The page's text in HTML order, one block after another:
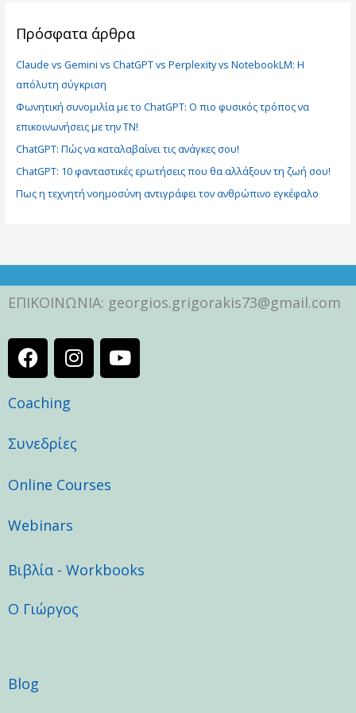
ή
η
σ
η
γ
ι
α
:
Πρόσφατα άρθρα
Claude vs Gemini vs ChatGPT vs Perplexity vs NotebookLM: Η
απόλυτη σύγκριση
Φωνητική συνομιλία με το ChatGPT: Ο πιο φυσικός τρόπος να
επικοινωνήσεις με την ΤΝ!
ChatGPT: Πώς να καταλαβαίνει τις ανάγκες σου!
ChatGPT: 10 φανταστικές ερωτήσεις που θα αλλάξουν τη ζωή σου!
Πως η τεχνητή νοημοσύνη αντιγράφει τον ανθρώπινο εγκέφαλο
ΕΠΙΚΟΙΝΩΝΙΑ: georgios.grigorakis73@gmail.com
F
a
c
e
o
k
I
n
s
g
a
Y
o
u
Coaching
Συνεδρίες
Online Courses
Webinars
Βιβλία - Workbooks
Ο Γιώργος
Blog